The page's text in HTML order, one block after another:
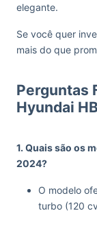
elegante.
Se você quer
mais do que
Perguntas
Hyundai
1. Quais são os
2024?
O modelo
turbo (120